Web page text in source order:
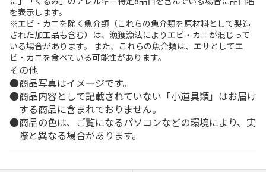
を表示します。
※エビ・カニを除く魚介類（これらの魚介類を原材料として製造
された加工品も含む）は、漁獲漁法によりエビ・カニが混じって
いる場合があります。 また、これらの魚介類は、エサとしてエ
ビ・カニを食べている可能性があります。
その他
商品写真はイメージです。
商品内容として記載されていない「小道具類」はお届け
する商品に含まれておりません。
商品の色は、ご覧になるパソコンなどの環境により、実
際と異なる場合があります。